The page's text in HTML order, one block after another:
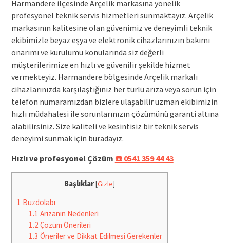
Harmandere ilçesinde Arçelik markasına yönelik
profesyonel teknik servis hizmetleri sunmaktayız. Arçelik
markasının kalitesine olan güvenimiz ve deneyimli teknik
ekibimizle beyaz eşya ve elektronik cihazlarınızın bakımı
onarımı ve kurulumu konularında siz değerli
müşterilerimize en hızlı ve güvenilir şekilde hizmet
vermekteyiz. Harmandere bölgesinde Arçelik markalı
cihazlarınızda karşılaştığınız her türlü arıza veya sorun için
telefon numaramızdan bizlere ulaşabilir uzman ekibimizin
hızlı müdahalesi ile sorunlarınızın çözümünü garanti altına
alabilirsiniz. Size kaliteli ve kesintisiz bir teknik servis
deneyimi sunmak için buradayız.
Hızlı ve profesyonel Çözüm ☎️ 0541 359 44 43
Başlıklar[Gizle]
1 Buzdolabı
1.1 Arızanın Nedenleri
1.2 Çözüm Önerileri
1.3 Öneriler ve Dikkat Edilmesi Gerekenler